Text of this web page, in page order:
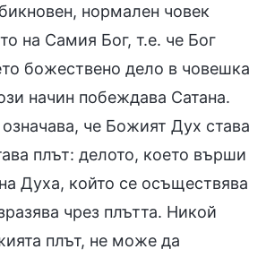
нормален човек
на Самия Бог, т.е. че Бог
божествено дело в човешка
начин побеждава Сатана.
че Божият Дух става
плът: делото, което върши
Духа, който се осъществява
чрез плътта. Никой
плът, не може да